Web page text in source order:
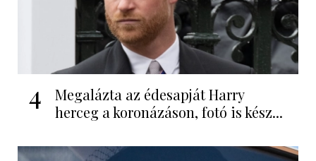
4
Megalázta az édesapját Harry
herceg a koronázáson, fotó is kész...